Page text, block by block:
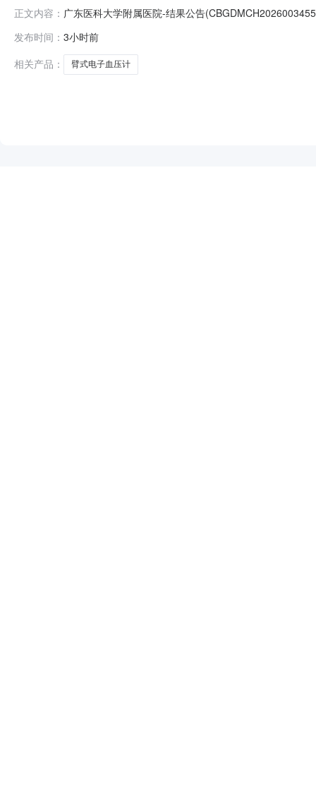
正文内容： 广东医科大学附属医院-结果公告
式：货到验收合格后付款备注说明：报价即默认同意以
发布时间： 3小时前
相关产品：
臂式电子血压计